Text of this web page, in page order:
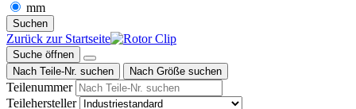
mm
Suchen
Zurück zur Startseite
Suche öffnen
Nach Teile-Nr. suchen
Nach Größe suchen
Teilenummer
Teilehersteller